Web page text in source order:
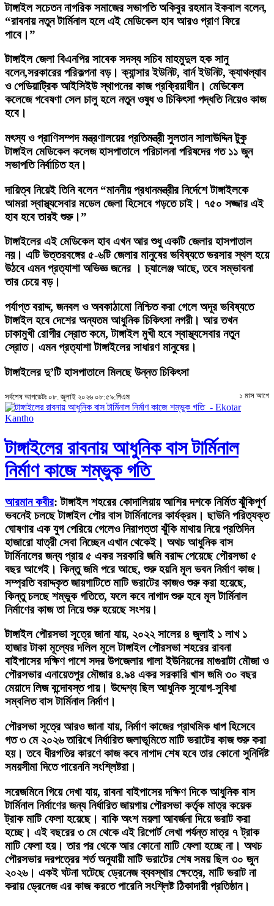
টাঙ্গাইল সচেতন নাগরিক সমাজের সভাপতি অকিবুর রহমান ইকবাল বলেন,
“রাবনায় নতুন টার্মিনাল হলে এই মেডিকেল হাব আরও প্রাণ ফিরে
পাবে।”
টাঙ্গাইল জেলা বিএনপির সাবেক সদস্য সচিব মাহমুদুল হক সানু
বলেন,সরকারের পরিকল্পনা বড়। ক্যান্সার ইউনিট, বার্ন ইউনিট, ক্যাথল্যাব
ও পেডিয়াট্রিক আইসিইউ স্থাপনের কাজ প্রক্রিয়াধীন। মেডিকেল
কলেজে গবেষণা সেল চালু হলে নতুন ওষুধ ও চিকিৎসা পদ্ধতি নিয়েও কাজ
হবে।
মৎস্য ও প্রাণিসম্পদ মন্ত্রণালয়ের প্রতিমন্ত্রী সুলতান সালাউদ্দিন টুকু
টাঙ্গাইল মেডিকেল কলেজ হাসপাতালে পরিচালনা পরিষদের গত ১১ জুন
সভাপতি নির্বাচিত হন।
দায়িত্ব নিয়েই তিনি বলেন “মাননীয় প্রধানমন্ত্রীর নির্দেশে টাঙ্গাইলকে
আমরা স্বাস্থ্যসেবার মডেল জেলা হিসেবে গড়তে চাই। ৭৫০ সজ্জার এই
হাব হবে তারই শুরু।”
টাঙ্গাইলের এই মেডিকেল হাব এখন আর শুধু একটি জেলার হাসপাতাল
নয়। এটি উত্তরবঙ্গের ৫-৬টি জেলার মানুষের ভবিষ্যতে ভরসার স্থল হয়ে
উঠবে এমন প্রত্যাশা অভিজ্ঞ জনের । চ্যালেঞ্জ আছে, তবে সম্ভাবনা
তার চেয়ে বড়।
পর্যাপ্ত বরাদ্দ, জনবল ও অবকাঠামো নিশ্চিত করা গেলে অদূর ভবিষ্যতে
টাঙ্গাইল হবে দেশের অন্যতম আধুনিক চিকিৎসা নগরী। আর তখন
ঢাকামুখী রোগীর স্রোত কমে, টাঙ্গাইল মুখী হবে স্বাস্থ্যসেবার নতুন
স্রোত। এমন প্রত্যাশা টাঙ্গাইলের সাধারণ মানুষের।
টাঙ্গাইলের দু’টি হাসপাতালে মিলছে উন্নত চিকিৎসা
সর্বশেষ আপডেটঃ ০৮. জুলাই ২০২৬ ০৮:৫৯:পিএম ১ মাস আগে
টাঙ্গাইলের রাবনায় আধুনিক বাস টার্মিনাল
নির্মাণ কাজে শম্ভুক গতি
আরমান কবীর: টাঙ্গাইল শহরের কোদালিয়ায় আশির দশকে নির্মিত ঝুঁকিপূর্ণ
ভবনেই চলছে টাঙ্গাইল পৌর বাস টার্মিনালের কার্যক্রম। ছাউনি পরিত্যক্ত
ঘোষণার এক যুগ পেরিয়ে গেলেও নিরাপত্তা ঝুঁকি মাথায় নিয়ে প্রতিদিন
হাজারো যাত্রী সেবা নিচ্ছেন এখান থেকেই। অথচ আধুনিক বাস
টার্মিনালের জন্য প্রায় ৫ একর সরকারি জমি বরাদ্দ পেয়েছে পৌরসভা ৫
বছর আগেই। কিন্তু জমি পরে আছে, শুরু হয়নি মূল ভবন নির্মাণ কাজ।
সম্প্রতি বরাদ্দকৃত জায়গাটিতে মাটি ভরাটের কাজও শুরু করা হয়েছে,
কিন্তু চলছে শম্ভুক গতিতে, ফলে কবে নাগাদ শুরু হবে মূল টার্মিনাল
নির্মাণের কাজ তা নিয়ে শুরু হয়েছে সংশয়।
টাঙ্গাইল পৌরসভা সূত্রে জানা যায়, ২০২২ সালের ৪ জুলাই ১ লাখ ১
হাজার টাকা মূল্যের দলিল মূলে টাঙ্গাইল পৌরসভা শহরের রাবনা
বাইপাসের দক্ষিণ পাশে সদর উপজেলার গালা ইউনিয়নের মাগুরাটা মৌজা ও
পৌরসভার এনায়েতপুর মৌজার ৪.৯৪ একর সরকারি খাস জমি ৩০ বছর
মেয়াদে লিজ বন্দোবস্ত পায়। উদ্দেশ্য ছিল আধুনিক সুযোগ-সুবিধা
সম্বলিত বাস টার্মিনাল নির্মাণ।
পৌরসভা সূত্রে আরও জানা যায়, নির্মাণ কাজের প্রাথমিক ধাপ হিসেবে
গত ৩ মে ২০২৬ তারিখে নির্ধারিত জলাভূমিতে মাটি ভরাটের কাজ শুরু করা
হয়। তবে ধীরগতির কারণে কাজ কবে নাগাদ শেষ হবে তার কোনো সুনির্দিষ্ট
সময়সীমা দিতে পারেননি সংশ্লিষ্টরা।
সরেজমিনে গিয়ে দেখা যায়, রাবনা বাইপাসের দক্ষিণ দিকে আধুনিক বাস
টার্মিনাল নির্মাণের জন্য নির্ধারিত জায়গায় পৌরসভা কর্তৃক মাত্র কয়েক
ট্রাক মাটি ফেলা হয়েছে। বাকি অংশ ময়লা আবর্জনা দিয়ে ভরাট করা
হচ্ছে। এই বছরের ৩ মে থেকে এই রিপোর্ট লেখা পর্যন্ত মাত্র ৭ ট্রাক
মাটি ফেলা হয়। তার পর থেকে আর কোনো মাটি ফেলা হচ্ছে না। অথচ
পৌরসভার দরপত্রের শর্ত অনুযায়ী মাটি ভরাটের শেষ সময় ছিল ৩০ জুন
২০২৬। একই ঘটনা ঘটেছে ড্রেনেজ ব্যবস্থার ক্ষেত্রে, মাটি ভরাট না
করায় ড্রেনেজ এর কাজ করতে পারেনি সংশ্লিষ্ট ঠিকাদারী প্রতিষ্ঠান।